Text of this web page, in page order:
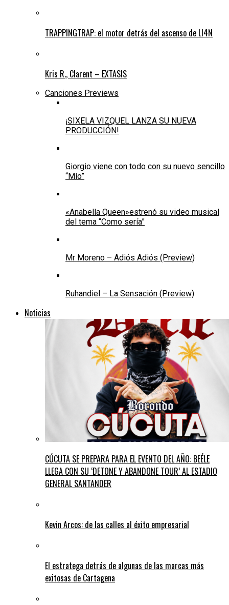
TRAPPINGTRAP: el motor detrás del ascenso de LI4N
Kris R., Clarent – EXTASIS
Canciones Previews
¡SIXELA VIZQUEL LANZA SU NUEVA
PRODUCCIÓN!
Giorgio viene con todo con su nuevo sencillo
“Mío”
«Anabella Queen»estrenó su video musical
del tema “Como sería”
Mr Moreno – Adiós Adiós (Preview)
Ruhandiel – La Sensación (Preview)
Noticias
CÚCUTA SE PREPARA PARA EL EVENTO DEL AÑO: BEÉLE
LLEGA CON SU ‘DETONE Y ABANDONE TOUR’ AL ESTADIO
GENERAL SANTANDER
Kevin Arcos: de las calles al éxito empresarial
El estratega detrás de algunas de las marcas más
exitosas de Cartagena